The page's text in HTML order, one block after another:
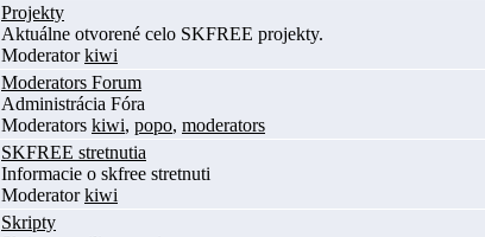
Projekty
Aktuálne otvorené celo SKFREE projekty.
Moderatorkiwi
Moderators Forum
Administrácia Fóra
Moderators kiwi, popo, moderators
SKFREE stretnutia
Informacie o skfree stretnuti
Moderatorkiwi
Skripty